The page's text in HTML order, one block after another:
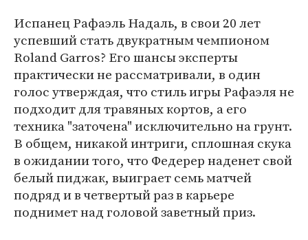
Испанец Рафаэль Надаль, в свои 20 лет
успевший стать двукратным чемпионом
Roland Garros? Его шансы эксперты
практически не рассматривали, в один
голос утверждая, что стиль игры Рафаэля не
подходит для травяных кортов, а его
техника "заточена" исключительно на грунт.
В общем, никакой интриги, сплошная скука
в ожидании того, что Федерер наденет свой
белый пиджак, выиграет семь матчей
подряд и в четвертый раз в карьере
поднимет над головой заветный приз.